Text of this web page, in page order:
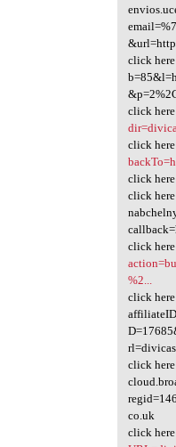
click
click here
click here
click
click here
click here
%2...
click
click here
co.uk
click here